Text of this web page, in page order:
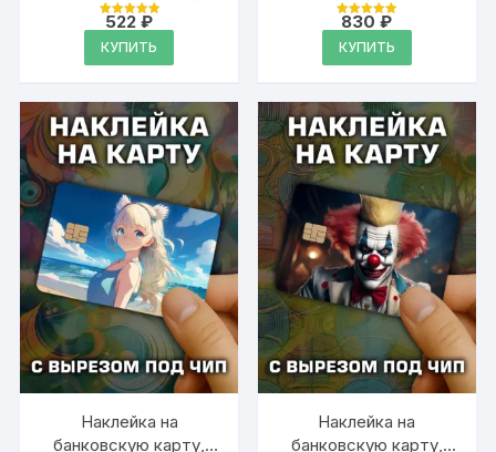
вырез под чип, винил
Оценка
из 5
522₽
КУПИТЬ
вырез под чип, винил
Оценка
из 5
830₽
КУПИТЬ
Наклейка на
банковскую карту,
Наклейка на
банковскую карту,